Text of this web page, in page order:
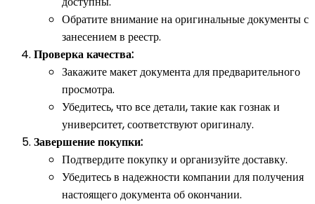
Обратите внимание на оригинальные документы с
занесением в реестр.
Проверка качества:
Закажите макет документа для предварительного
просмотра.
Убедитесь, что все детали, такие как гознак и
университет, соответствуют оригиналу.
Завершение покупки:
Подтвердите покупку и организуйте доставку.
Убедитесь в надежности компании для получения
настоящего документа об окончании.